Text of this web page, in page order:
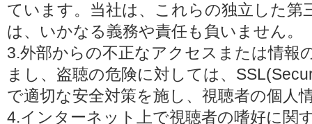
ています。当社は、これらの独立した第
は、いかなる義務や責任も負いません。
3.外部からの不正なアクセスまたは情報
まし、盗聴の危険に対しては、
で適切な安全対策を施し、視聴者の個人
4.インターネット上で視聴者の嗜好に関